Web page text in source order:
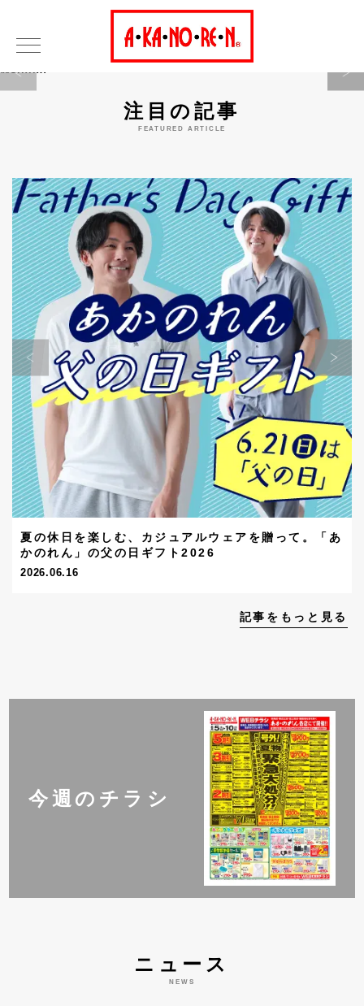
Warning
注目の記事
FEATURED ARTICLE
夏の休日を楽しむ、カジュアルウェアを贈って。「あ
かのれん」の父の日ギフト2026
2026.06.16
記事をもっと見る
今週のチラシ
ニュース
NEWS